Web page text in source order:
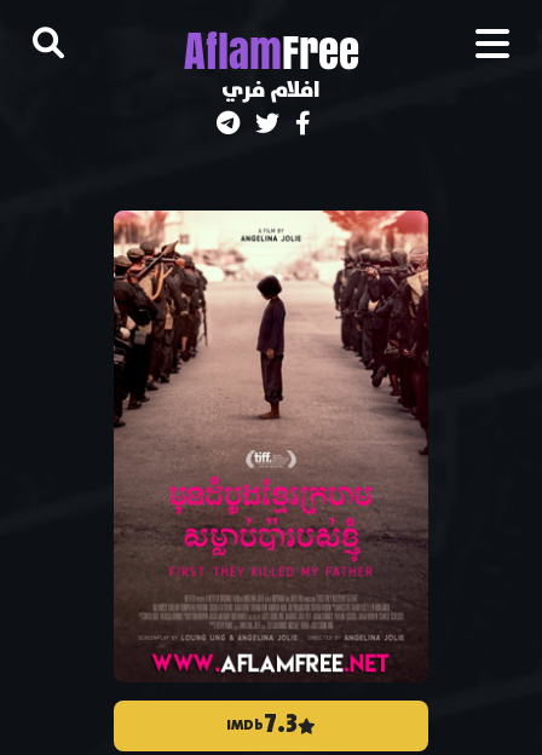
AflamFree
افلام فري
7.3
IMDb